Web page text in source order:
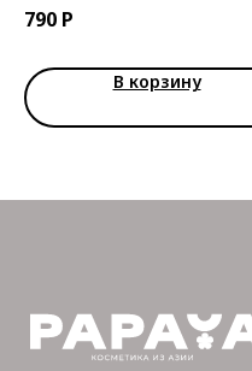
790 Р
В корзину